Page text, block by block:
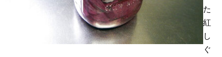
た
紅
し
ぐ